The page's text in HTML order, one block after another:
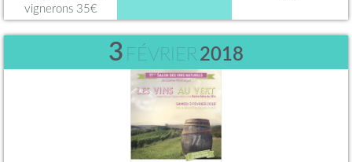
vignerons 35€
3 FÉVRIER2018